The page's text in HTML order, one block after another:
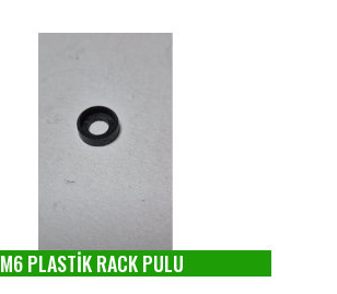
M6 PLASTİK RACK PULU